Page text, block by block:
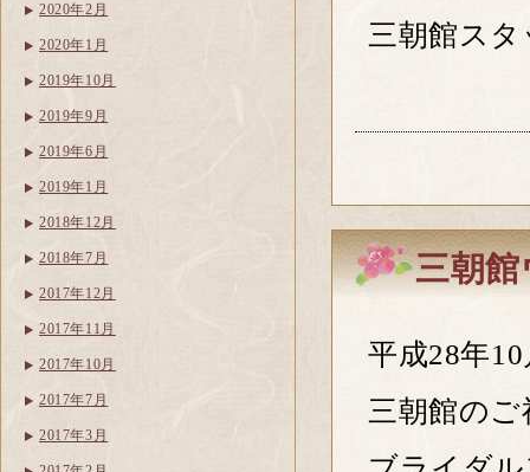
三朝館ス
三朝
平成28年
三朝館の
2020年2月
2020年1月
2019年10月
2019年9月
2019年6月
2019年1月
2018年12月
2018年7月
2017年12月
2017年11月
2017年10月
2017年7月
2017年3月